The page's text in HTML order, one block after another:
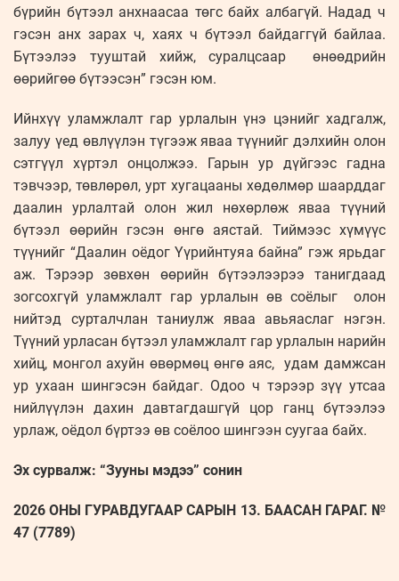
бүрийн бүтээл анхнаасаа төгс байх албагүй. Надад ч
гэсэн анх зарах ч, хаях ч бүтээл байдаггүй байлаа.
Бүтээлээ тууштай хийж, суралцсаар өнөөдрийн
өөрийгөө бүтээсэн” гэсэн юм.
Ийнхүү уламжлалт гар урлалын үнэ цэнийг хадгалж,
залуу үед өвлүүлэн түгээж яваа түүнийг дэлхийн олон
сэтгүүл хүртэл онцолжээ. Гарын ур дүйгээс гадна
тэвчээр, төвлөрөл, урт хугацааны хөдөлмөр шаарддаг
даалин урлалтай олон жил нөхөрлөж яваа түүний
бүтээл өөрийн гэсэн өнгө аястай. Тиймээс хүмүүс
түүнийг “Даалин оёдог Үүрийнтуяа байна” гэж ярьдаг
аж. Тэрээр зөвхөн өөрийн бүтээлээрээ танигдаад
зогсохгүй уламжлалт гар урлалын өв соёлыг олон
нийтэд сурталчлан таниулж яваа авьяаслаг нэгэн.
Түүний урласан бүтээл уламжлалт гар урлалын нарийн
хийц, монгол ахуйн өвөрмөц өнгө аяс, удам дамжсан
ур ухаан шингэсэн байдаг. Одоо ч тэрээр зүү утсаа
нийлүүлэн дахин давтагдашгүй цор ганц бүтээлээ
урлаж, оёдол бүртээ өв соёлоо шингээн суугаа байх.
Эх сурвалж: “Зууны мэдээ” сонин
2026 ОНЫ ГУРАВДУГААР САРЫН 13. БААСАН ГАРАГ. №
47 (7789)